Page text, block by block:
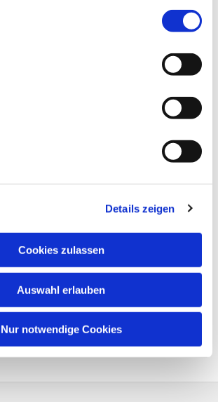
Details zeigen
Cookies zulassen
Auswahl erlauben
Nur notwendige Cookies